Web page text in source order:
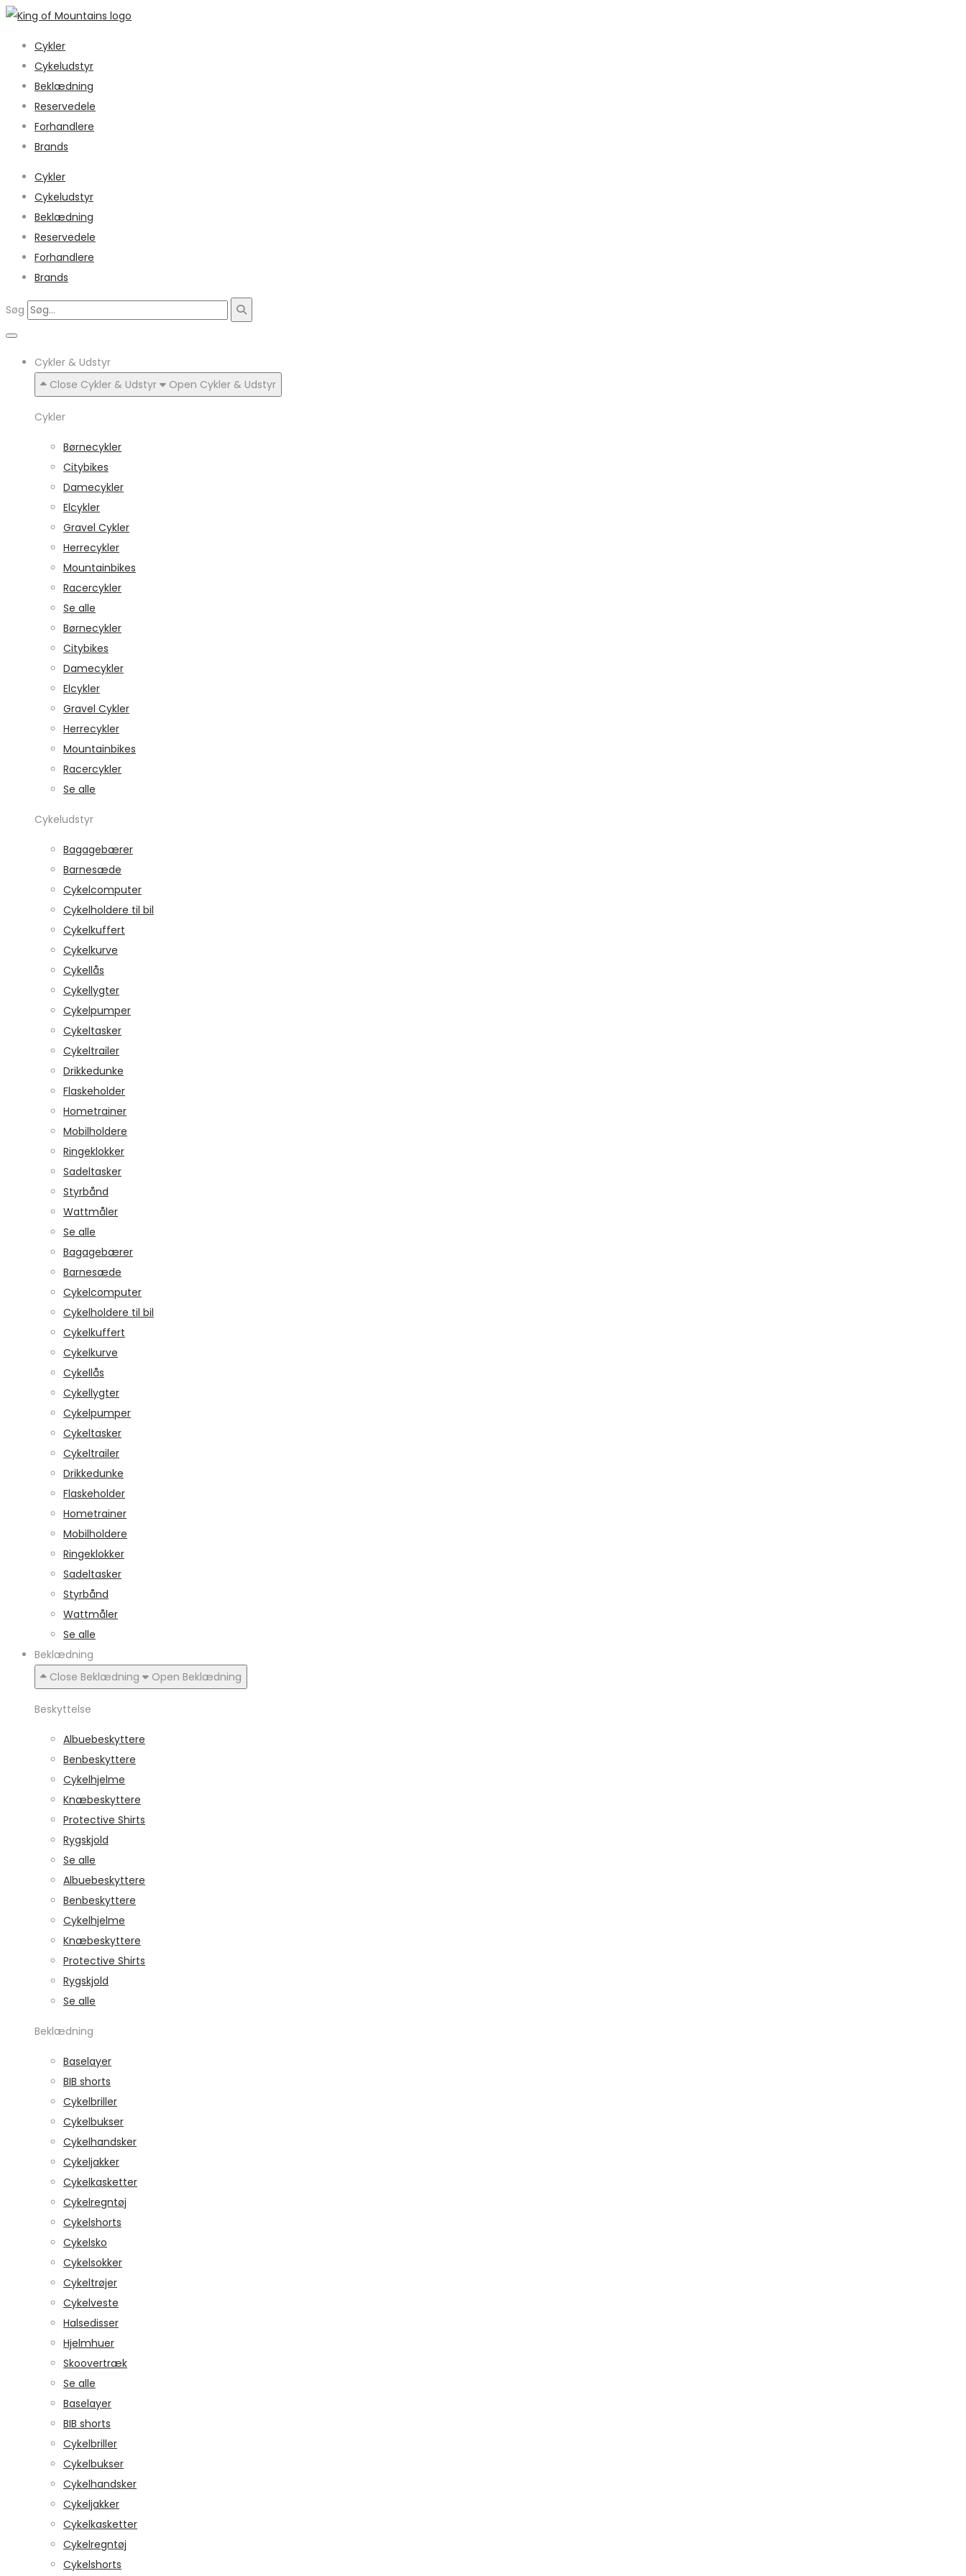
Cykler
Cykeludstyr
Beklædning
Reservedele
Forhandlere
Brands
Cykler
Cykeludstyr
Beklædning
Reservedele
Forhandlere
Brands
Søg
Cykler & Udstyr
Close Cykler & Udstyr
Open Cykler & Udstyr
Cykler
Børnecykler
Citybikes
Damecykler
Elcykler
Gravel Cykler
Herrecykler
Mountainbikes
Racercykler
Se alle
Børnecykler
Citybikes
Damecykler
Elcykler
Gravel Cykler
Herrecykler
Mountainbikes
Racercykler
Se alle
Cykeludstyr
Bagagebærer
Barnesæde
Cykelcomputer
Cykelholdere til bil
Cykelkuffert
Cykelkurve
Cykellås
Cykellygter
Cykelpumper
Cykeltasker
Cykeltrailer
Drikkedunke
Flaskeholder
Hometrainer
Mobilholdere
Ringeklokker
Sadeltasker
Styrbånd
Wattmåler
Se alle
Bagagebærer
Barnesæde
Cykelcomputer
Cykelholdere til bil
Cykelkuffert
Cykelkurve
Cykellås
Cykellygter
Cykelpumper
Cykeltasker
Cykeltrailer
Drikkedunke
Flaskeholder
Hometrainer
Mobilholdere
Ringeklokker
Sadeltasker
Styrbånd
Wattmåler
Se alle
Beklædning
Close Beklædning
Open Beklædning
Beskyttelse
Albuebeskyttere
Benbeskyttere
Cykelhjelme
Knæbeskyttere
Protective Shirts
Rygskjold
Se alle
Albuebeskyttere
Benbeskyttere
Cykelhjelme
Knæbeskyttere
Protective Shirts
Rygskjold
Se alle
Beklædning
Baselayer
BIB shorts
Cykelbriller
Cykelbukser
Cykelhandsker
Cykeljakker
Cykelkasketter
Cykelregntøj
Cykelshorts
Cykelsko
Cykelsokker
Cykeltrøjer
Cykelveste
Halsedisser
Hjelmhuer
Skoovertræk
Se alle
Baselayer
BIB shorts
Cykelbriller
Cykelbukser
Cykelhandsker
Cykeljakker
Cykelkasketter
Cykelregntøj
Cykelshorts